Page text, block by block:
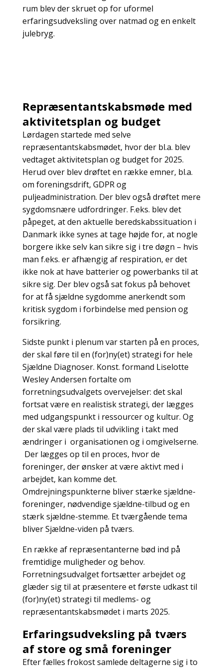
rum blev der skruet op for uformel
erfaringsudveksling over natmad og en enkelt
julebryg.
Repræsentantskabsmøde med
aktivitetsplan og budget
Lørdagen startede med selve
repræsentantskabsmødet, hvor der bl.a. blev
vedtaget aktivitetsplan og budget for 2025.
Herud over blev drøftet en række emner, bl.a.
om foreningsdrift, GDPR og
puljeadministration. Der blev også drøftet mere
sygdomsnære udfordringer. F.eks. blev det
påpeget, at den aktuelle beredskabssituation i
Danmark ikke synes at tage højde for, at nogle
borgere ikke selv kan sikre sig i tre døgn – hvis
man f.eks. er afhængig af respiration, er det
ikke nok at have batterier og powerbanks til at
sikre sig. Der blev også sat fokus på behovet
for at få sjældne sygdomme anerkendt som
kritisk sygdom i forbindelse med pension og
forsikring.
Sidste punkt i plenum var starten på en proces,
der skal føre til en (for)ny(et) strategi for hele
Sjældne Diagnoser. Konst. formand Liselotte
Wesley Andersen fortalte om
forretningsudvalgets overvejelser: det skal
fortsat være en realistisk strategi, der lægges
med udgangspunkt i ressourcer og kultur. Og
der skal være plads til udvikling i takt med
ændringer i organisationen og i omgivelserne.
Der lægges op til en proces, hvor de
foreninger, der ønsker at være aktivt med i
arbejdet, kan komme det.
Omdrejningspunkterne bliver stærke sjældne-
foreninger, nødvendige sjældne-tilbud og en
stærk sjældne-stemme. Et tværgående tema
bliver Sjældne-viden på tværs.
En række af repræsentanterne bød ind på
fremtidige muligheder og behov.
Forretningsudvalget fortsætter arbejdet og
glæder sig til at præsentere et første udkast til
(for)ny(et) strategi til medlems- og
repræsentantskabsmødet i marts 2025.
Erfaringsudveksling på tværs
af store og små foreninger
Efter fælles frokost samlede deltagerne sig i to